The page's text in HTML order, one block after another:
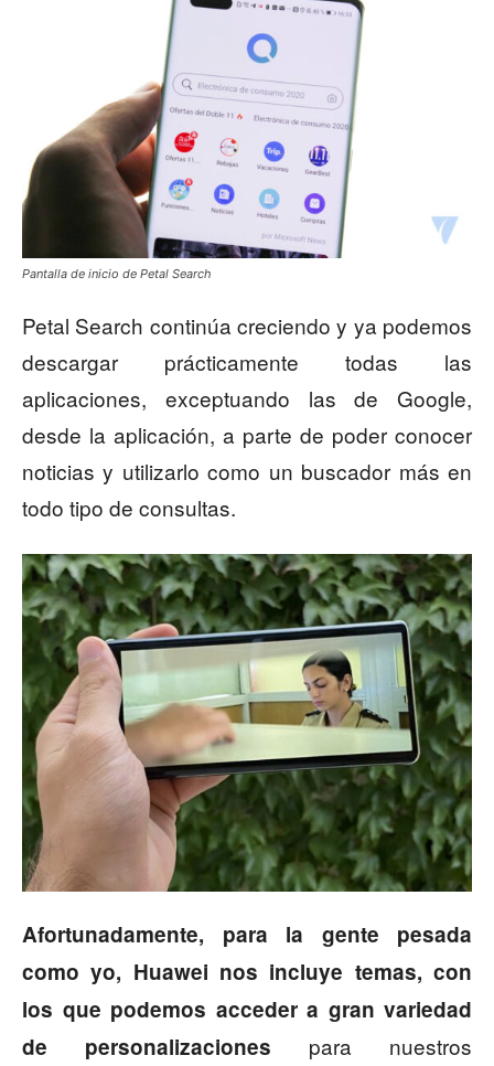
Pantalla de inicio de Petal Search
Petal Search continúa creciendo y ya podemos
descargar prácticamente todas las
aplicaciones, exceptuando las de Google,
desde la aplicación, a parte de poder conocer
noticias y utilizarlo como un buscador más en
todo tipo de consultas.
Afortunadamente, para la gente pesada
como yo, Huawei nos incluye temas, con
los que podemos acceder a gran variedad
de personalizaciones para nuestros